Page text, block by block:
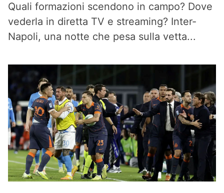
Quali formazioni scendono in campo? Dove
vederla in diretta TV e streaming? Inter-
Napoli, una notte che pesa sulla vetta...